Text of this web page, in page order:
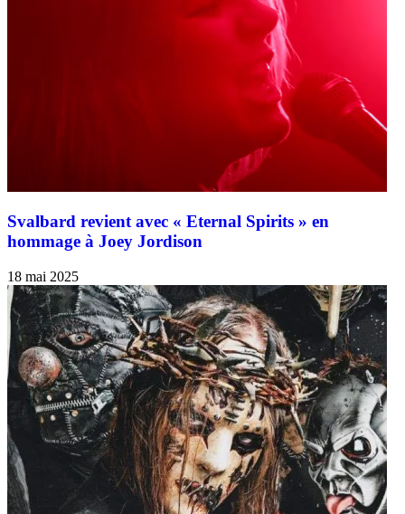
Svalbard revient avec « Eternal Spirits » en
hommage à Joey Jordison
18 mai 2025